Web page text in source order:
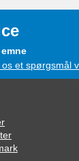
et spørgsmål